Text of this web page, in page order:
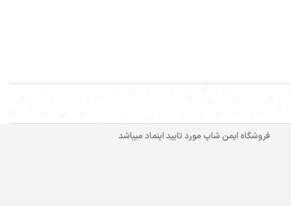
فروشگاه ایمن شاپ مورد تایید اینماد میباشد